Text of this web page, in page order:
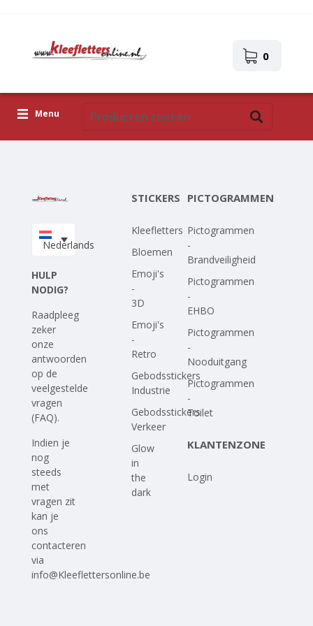
0
Menu
Upload je eigen ontwerp
Nederlands
HULP
NODIG?
Raadpleeg
zeker
onze
antwoorden
op de
veelgestelde
vragen
(FAQ).
Indien je
nog
steeds
met
vragen zit
kan je
ons
contacteren
via
info@Kleeflettersonline.be
STICKERS
Kleefletters
Bloemen
Emoji's
-
3D
Emoji's
-
Retro
Gebodsstickers
Industrie
Gebodsstickers
Verkeer
Glow
in
the
dark
PICTOGRAMMEN
Pictogrammen
-
Brandveiligheid
Pictogrammen
-
EHBO
Pictogrammen
-
Nooduitgang
Pictogrammen
-
Toilet
KLANTENZONE
Login